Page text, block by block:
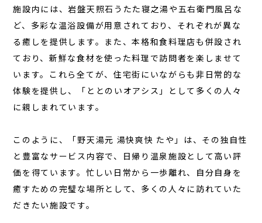
栃木県那須町簑沢563-4旧美野沢小学校
0287-73-5333（9:30～20:00）
宿泊予約 サウナ予約
施設内には、岩盤天照石うたた寝之湯や五右衛門風呂な
ど、多彩な温浴設備が用意されており、それぞれが異な
る癒しを提供します。また、本格和食料理店も併設され
ており、新鮮な食材を使った料理で訪問者を楽しませて
います。これら全てが、住宅街にいながらも非日常的な
体験を提供し、「ととのいオアシス」として多くの人々
に親しまれています。
このように、「野天湯元 湯快爽快 たや」は、その独自性
と豊富なサービス内容で、日帰り温泉施設として高い評
価を得ています。忙しい日常から一歩離れ、自分自身を
癒すための完璧な場所として、多くの人々に訪れていた
だきたい施設です。